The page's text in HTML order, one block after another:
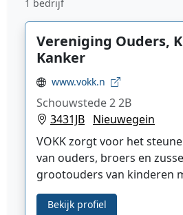
1 bedrijf
Vereniging Ouders,
Kanker
www.vokk.n
Schouwstede 2 2B
3431JB Nieuwegein
VOKK zorgt voor het
van ouders, broers en
grootouders van kinderen
Bekijk profiel